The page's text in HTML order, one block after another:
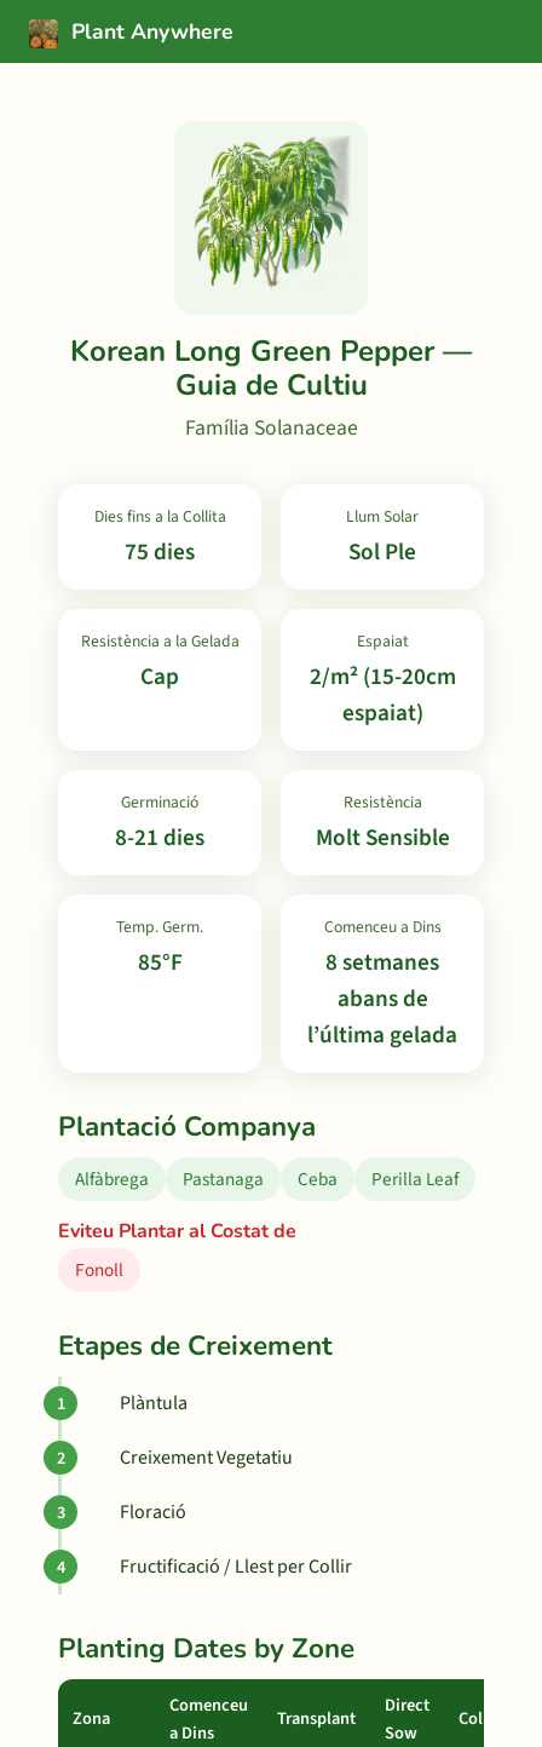
Plant Anywhere
Korean Long Green Pepper —
Guia de Cultiu
Família Solanaceae
Dies fins a la Collita
75 dies
Llum Solar
Sol Ple
Resistència a la Gelada
Cap
Espaiat
2/m² (15-20cm
espaiat)
Germinació
8-21 dies
Resistència
Molt Sensible
Temp. Germ.
85°F
Comenceu a Dins
8 setmanes
abans de
l’última gelada
Plantació Companya
Alfàbrega Pastanaga Ceba
Perilla Leaf
Eviteu Plantar al Costat de
Fonoll
Etapes de Creixement
Plàntula
Creixement Vegetatiu
Floració
Fructificació / Llest per Collir
Planting Dates by Zone
Zona
Comenceu
a Dins
Transplant
Direct
Sow
Collita